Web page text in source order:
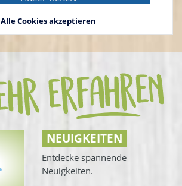
Alle Cookies akzeptieren
NEUIGKEITEN
Entdecke spannende
Neuigkeiten.